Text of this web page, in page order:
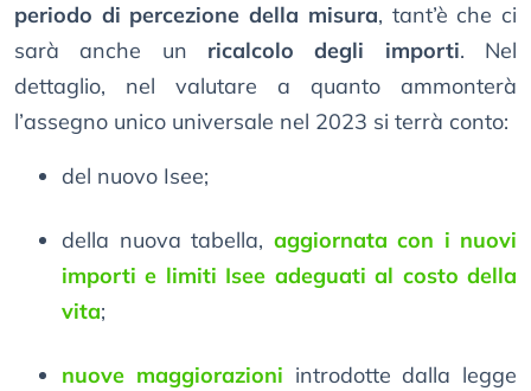
periodo di percezione della misura, tant’è che ci
sarà anche un ricalcolo degli importi. Nel
dettaglio, nel valutare a quanto ammonterà
l’assegno unico universale nel 2023 si terrà conto:
del nuovo Isee;
della nuova tabella, aggiornata con i nuovi
importi e limiti Isee adeguati al costo della
vita;
nuove maggiorazioni introdotte dalla legge